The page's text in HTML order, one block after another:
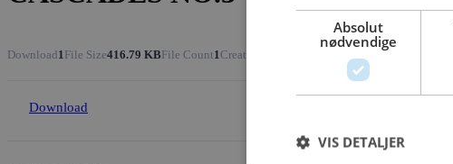
Download1 File Size416.79 KBFile Count1Create Date Last Updated
Download
Absolut
nødvendige
VIS DETALJER